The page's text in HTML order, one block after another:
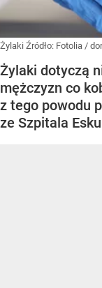
Żylaki Źródło: Fotolia /
Żylaki dotyczą
mężczyzn co
z tego powodu
ze Szpitala